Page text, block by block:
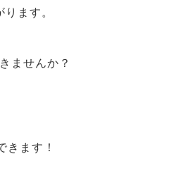
ます。
ませんか？
ます！